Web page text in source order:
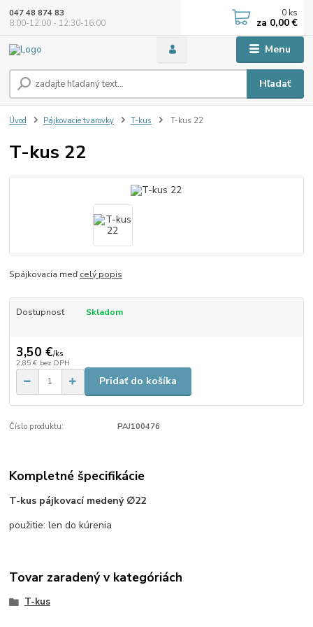
Menu
Hľadať
047 48 874 83
8:00-12:00 - 12:30-16:00
0 ks
za 0,00 €
Úvod Pájkovacie tvarovky T-kus T-kus 22
T-kus 22
Spájkovacia meďcelý popis
Dostupnosť Skladom
3,50 €/ks
2,85 € bez DPH
Pridať do košíka
Číslo produktu: PAJ100476
Kompletné špecifikácie
T-kus pájkovací medený ∅22
použitie: len do kúrenia
Tovar zaradený v kategóriách
T-kus